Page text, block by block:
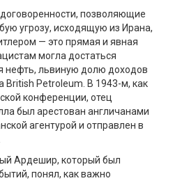
позволяющие
угрозу, исходящую из Ирана,
— это прямая и явная
могла достаться
нефть, львиную долю доходов
British Petroleum. В 1943-м, как
конференции, отец
был арестован англичанами
агентурой и отправлен в
Ардешир, который был
понял, как важно